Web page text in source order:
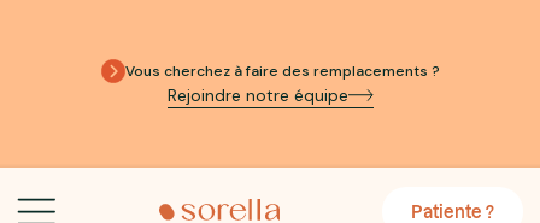
Vous cherchez à faire des remplacements ?
Rejoindre notre équipe
Patiente ?